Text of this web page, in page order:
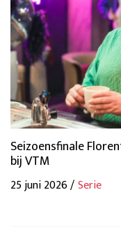
Seizoensfinale
bij VTM
25 juni 2026 /Serie